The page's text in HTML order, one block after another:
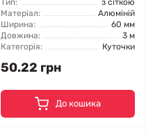
Тип:
з сіткою
Матеріал:
Алюміній
Ширина:
60 мм
Довжина:
3 м
Категорія:
Куточки
50.22 грн
До кошика